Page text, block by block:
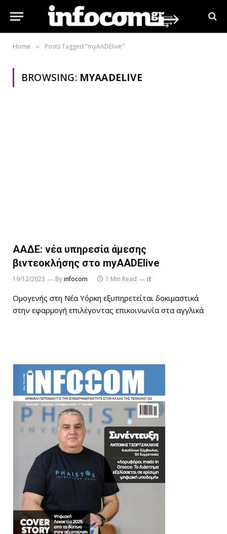
Home » Posts Tagged "myAADElive"
BROWSING: MYAADELIVE
ΑΑΔΕ: νέα υπηρεσία άμεσης
βιντεοκλήσης στο myAADElive
19/12/2023 Byinfocom 1 Min Read it
Ομογενής στη Νέα Υόρκη εξυπηρετείται δοκιμαστικά
στην εφαρμογή επιλέγοντας επικοινωνία στα αγγλικά